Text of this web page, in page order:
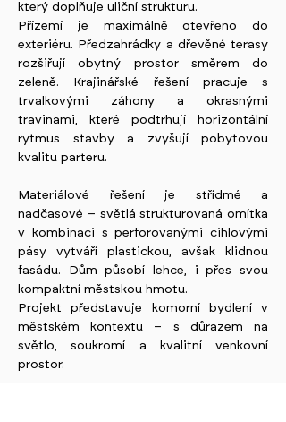
který doplňuje uliční strukturu.
Přízemí je maximálně otevřeno do
exteriéru. Předzahrádky a dřevěné terasy
rozšiřují obytný prostor směrem do
zeleně. Krajinářské řešení pracuje s
trvalkovými záhony a okrasnými
travinami, které podtrhují horizontální
rytmus stavby a zvyšují pobytovou
kvalitu parteru.
Materiálové řešení je střídmé a
nadčasové – světlá strukturovaná omítka
v kombinaci s perforovanými cihlovými
pásy vytváří plastickou, avšak klidnou
fasádu. Dům působí lehce, i přes svou
kompaktní městskou hmotu.
Projekt představuje komorní bydlení v
městském kontextu – s důrazem na
světlo, soukromí a kvalitní venkovní
prostor.